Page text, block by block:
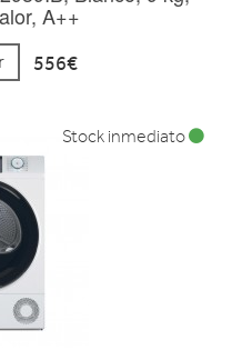
A++
556€
Stock inmediato